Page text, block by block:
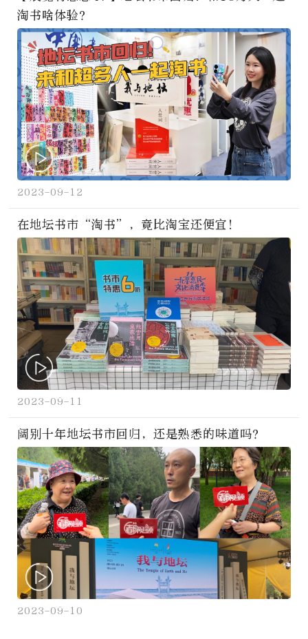
淘书啥体验？
2023-09-12
在地坛书市“淘书”，竟比淘宝还便宜！
2023-09-11
阔别十年地坛书市回归，还是熟悉的味道吗？
2023-09-10